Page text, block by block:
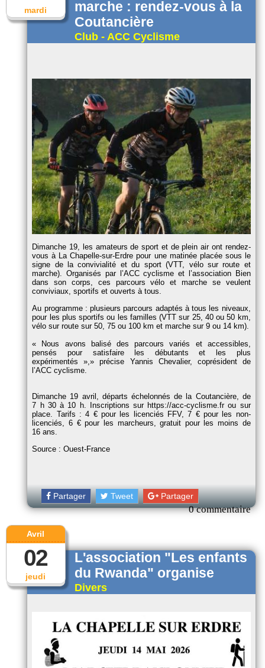
mardi
marche : rendez-vous à la
Coutancière
Club - ACC Cyclisme
Dimanche 19, les amateurs de sport et de plein air ont rendez-
vous à La Chapelle-sur-Erdre pour une matinée placée sous le
signe de la convivialité et du sport (VTT, vélo sur route et
marche). Organisés par l’ACC cyclisme et l’association Bien
dans son corps, ces parcours vélo et marche se veulent
conviviaux, sportifs et ouverts à tous.
Au programme : plusieurs parcours adaptés à tous les niveaux,
pour les plus sportifs ou les familles (VTT sur 25, 40 ou 50 km,
vélo sur route sur 50, 75 ou 100 km et marche sur 9 ou 14 km).
Nous avons balisé des parcours variés et accessibles,
pensés pour satisfaire les débutants et les plus
expérimentés »,
précise Yannis Chevalier, coprésident de
l’ACC cyclisme.
Dimanche 19 avril, départs échelonnés de la Coutancière, de
7 h 30 à 10 h. Inscriptions sur https://acc-cyclisme.fr ou sur
place. Tarifs : 4 € pour les licenciés FFV, 7 € pour les non-
licenciés, 6 € pour les marcheurs, gratuit pour les moins de
16 ans.
Source : Ouest-France
Partager Tweet Partager
0 commentaire
jeudi
Avril
02
L'association "Les enfants
du Rwanda" organise
Divers